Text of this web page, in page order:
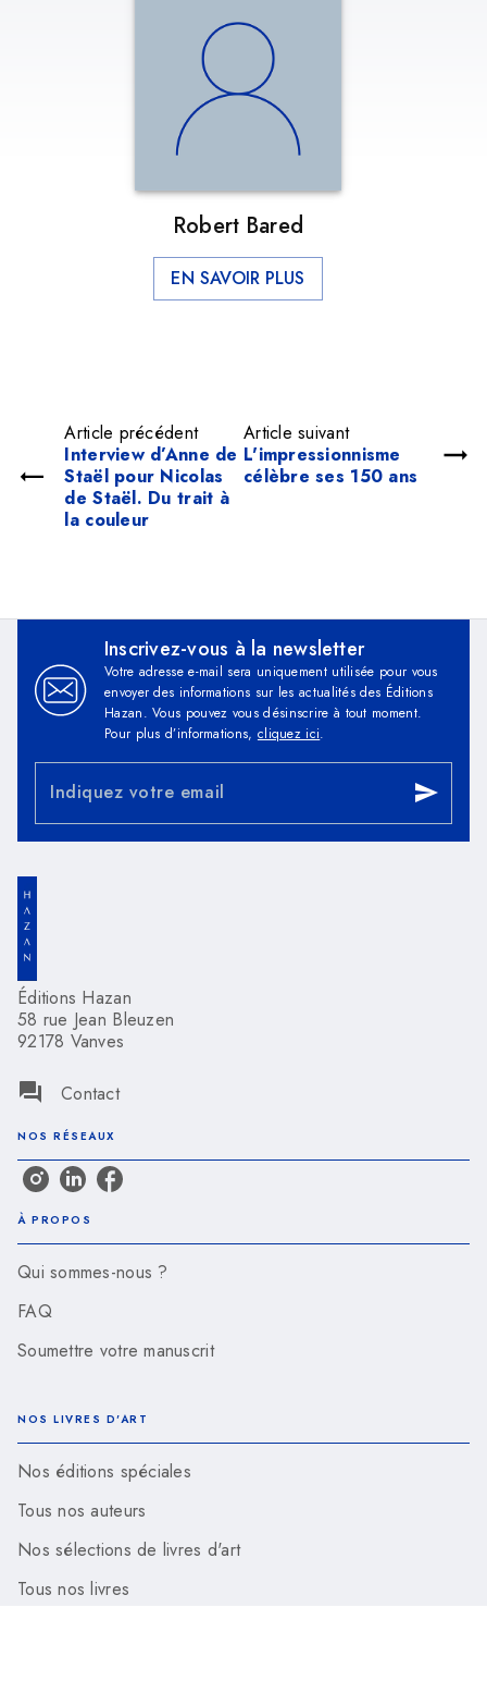
Robert Bared
EN SAVOIR PLUS
Article précédent
Interview d’Anne de
Staël pour Nicolas
de Staël. Du trait à
la couleur
Article suivant
L'impressionnisme
célèbre ses 150 ans
Inscrivez-vous à la newsletter
Votre adresse e-mail sera uniquement utilisée pour vous
envoyer des informations sur les actualités des Éditions
Hazan. Vous pouvez vous désinscrire à tout moment.
Pour plus d’informations, cliquez ici.
Indiquez votre email send
Éditions Hazan
58 rue Jean Bleuzen
92178 Vanves
question_answer Contact
NOS RÉSEAUX
À PROPOS
Qui sommes-nous ?
FAQ
Soumettre votre manuscrit
NOS LIVRES D'ART
Nos éditions spéciales
Tous nos auteurs
Nos sélections de livres d'art
Tous nos livres